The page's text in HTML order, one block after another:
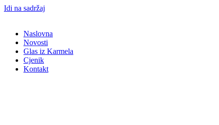
Idi na sadržaj
Naslovna
Novosti
Glas iz Karmela
Cjenik
Kontakt